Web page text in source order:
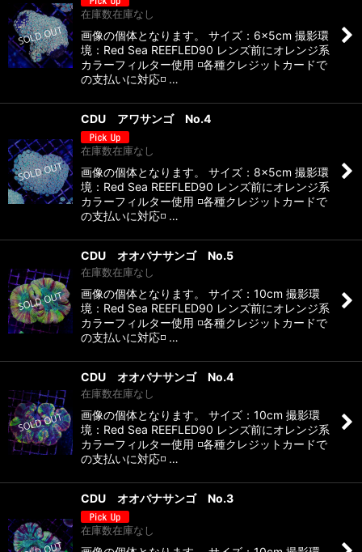
在庫数在庫なし
画像の個体となります。 サイズ：6×5cm 撮影環
境：Red Sea REEFLED90 レンズ前にオレンジ系
カラーフィルター使用 ◽️各種クレジットカードで
の支払いに対応◽️ …
CDU アワサンゴ No.4
在庫数在庫なし
画像の個体となります。 サイズ：8×5cm 撮影環
境：Red Sea REEFLED90 レンズ前にオレンジ系
カラーフィルター使用 ◽️各種クレジットカードで
の支払いに対応◽️ …
CDU オオバナサンゴ No.5
在庫数在庫なし
画像の個体となります。 サイズ：10cm 撮影環
境：Red Sea REEFLED90 レンズ前にオレンジ系
カラーフィルター使用 ◽️各種クレジットカードで
の支払いに対応◽️ …
CDU オオバナサンゴ No.4
在庫数在庫なし
画像の個体となります。 サイズ：10cm 撮影環
境：Red Sea REEFLED90 レンズ前にオレンジ系
カラーフィルター使用 ◽️各種クレジットカードで
の支払いに対応◽️ …
CDU オオバナサンゴ No.3
在庫数在庫なし